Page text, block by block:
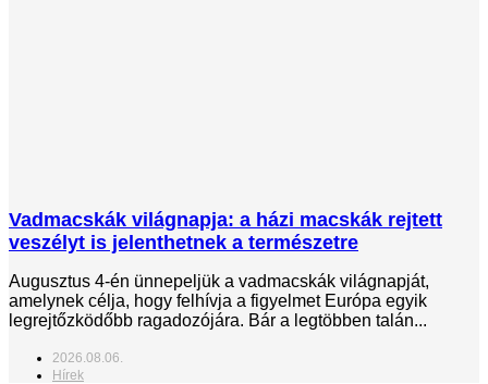
Vadmacskák világnapja: a házi macskák rejtett
veszélyt is jelenthetnek a természetre
Augusztus 4-én ünnepeljük a vadmacskák világnapját,
amelynek célja, hogy felhívja a figyelmet Európa egyik
legrejtőzködőbb ragadozójára. Bár a legtöbben talán...
2026.08.06.
Hírek